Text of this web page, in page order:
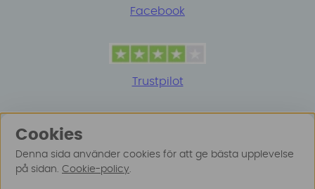
Facebook
Trustpilot
Cookies
Denna sida använder cookies för att ge bästa upplevelse
på sidan. Cookie-policy.